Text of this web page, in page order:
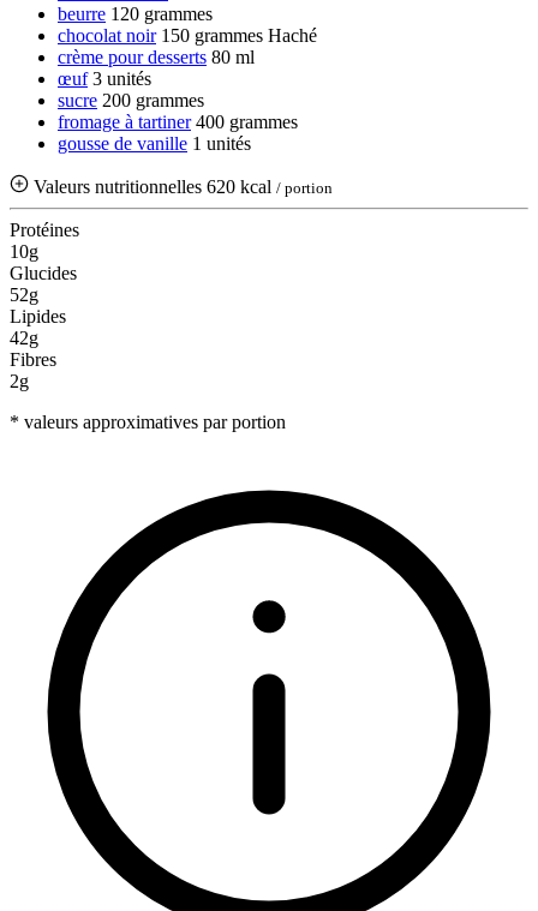
beurre 120 grammes
chocolat noir 150 grammes Haché
crème pour desserts 80 ml
œuf 3 unités
sucre 200 grammes
fromage à tartiner 400 grammes
gousse de vanille 1 unités
Valeurs nutritionnelles 620 kcal / portion
Protéines
10g
Glucides
52g
Lipides
42g
Fibres
2g
* valeurs approximatives par portion